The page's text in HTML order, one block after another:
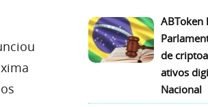
ABToken
de
ativos
Nacional